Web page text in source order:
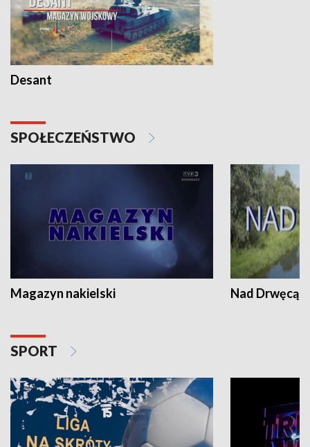
Desant
SPOŁECZEŃSTWO
Magazyn nakielski Nad Drwęcą
SPORT